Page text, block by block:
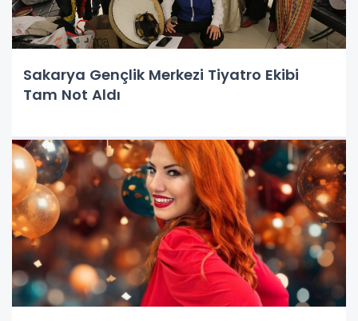
Sakarya Gençlik Merkezi Tiyatro Ekibi
Tam Not Aldı